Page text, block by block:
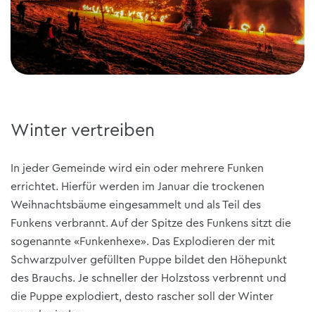
Winter vertreiben
In jeder Gemeinde wird ein oder mehrere Funken
errichtet. Hierfür werden im Januar die trockenen
Weihnachtsbäume eingesammelt und als Teil des
Funkens verbrannt. Auf der Spitze des Funkens sitzt die
sogenannte «Funkenhexe». Das Explodieren der mit
Schwarzpulver gefüllten Puppe bildet den Höhepunkt
des Brauchs. Je schneller der Holzstoss verbrennt und
die Puppe explodiert, desto rascher soll der Winter